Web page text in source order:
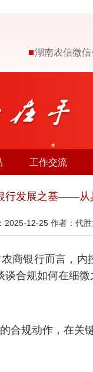
湖南农信微
工作交流
行发展之基——从
2025-12-25 作者：代
商银行而言，
合规如何在细微
合规动作，在关